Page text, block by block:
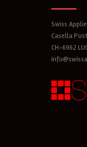
Swiss
Casella
CH-6962